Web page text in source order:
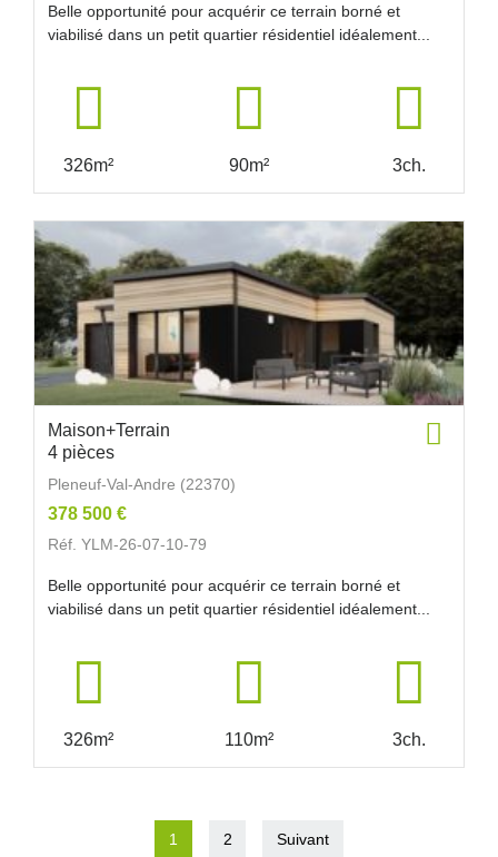
Belle opportunité pour acquérir ce terrain borné et
viabilisé dans un petit quartier résidentiel idéalement...
326m² 90m² 3ch.
Maison+Terrain
4 pièces
Pleneuf-Val-Andre (22370)
378 500 €
Réf. YLM-26-07-10-79
Belle opportunité pour acquérir ce terrain borné et
viabilisé dans un petit quartier résidentiel idéalement...
326m² 110m² 3ch.
1 2 Suivant